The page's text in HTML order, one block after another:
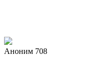
Аноним 708